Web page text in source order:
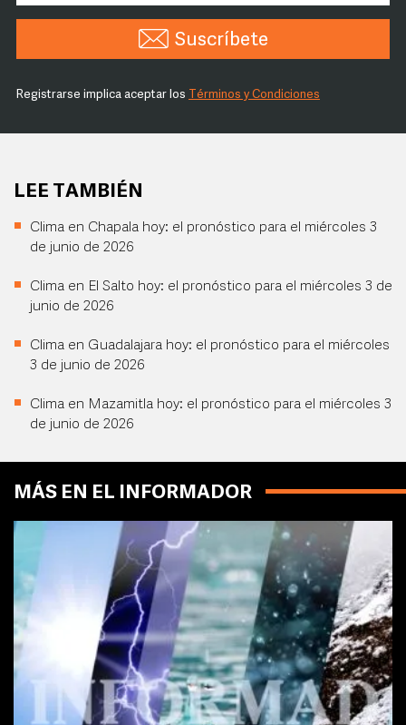
Suscríbete
Registrarse implica aceptar los Términos y Condiciones
LEE TAMBIÉN
Clima en Chapala hoy: el pronóstico para el miércoles 3
de junio de 2026
Clima en El Salto hoy: el pronóstico para el miércoles 3 de
junio de 2026
Clima en Guadalajara hoy: el pronóstico para el miércoles
3 de junio de 2026
Clima en Mazamitla hoy: el pronóstico para el miércoles 3
de junio de 2026
MÁS EN EL INFORMADOR